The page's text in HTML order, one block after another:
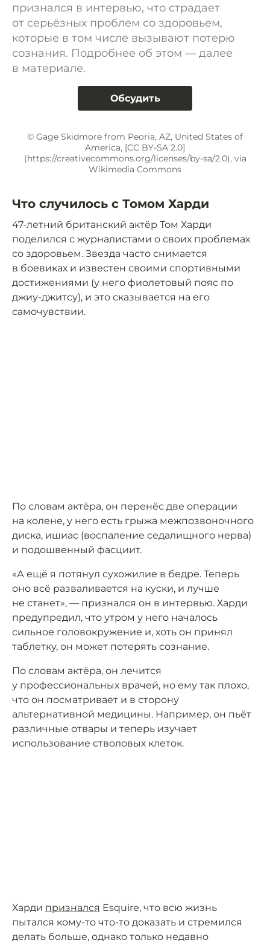
признался в интервью, что страдает
от серьёзных проблем со здоровьем,
которые в том числе вызывают потерю
сознания. Подробнее об этом — далее
в материале.
Обсудить
© Gage Skidmore from Peoria, AZ, United States of
America, [CC BY-SA 2.0]
(https://creativecommons.org/licenses/by-sa/2.0), via
Wikimedia Commons
Что случилось с Томом Харди
47-летний британский актёр Том Харди
поделился с журналистами о своих проблемах
со здоровьем. Звезда часто снимается
в боевиках и известен своими спортивными
достижениями (у него фиолетовый пояс по
джиу-джитсу), и это сказывается на его
самочувствии.
По словам актёра, он перенёс две операции
на колене, у него есть грыжа межпозвоночного
диска, ишиас (воспаление седалищного нерва)
и подошвенный фасциит.
«А ещё я потянул сухожилие в бедре. Теперь
оно всё разваливается на куски, и лучше
не станет», — признался он в интервью. Харди
предупредил, что утром у него началось
сильное головокружение и, хоть он принял
таблетку, он может потерять сознание.
По словам актёра, он лечится
у профессиональных врачей, но ему так плохо,
что он посматривает и в сторону
альтернативной медицины. Например, он пьёт
различные отвары и теперь изучает
использование стволовых клеток.
Харди признался Esquire, что всю жизнь
пытался кому-то что-то доказать и стремился
делать больше, однако только недавно